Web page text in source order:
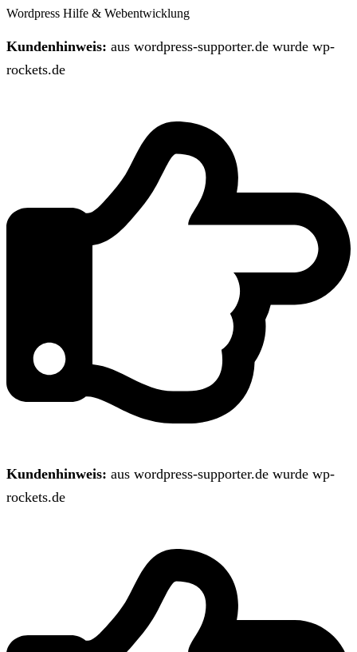
Wordpress Hilfe & Webentwicklung
Kundenhinweis: aus wordpress-supporter.de wurde wp-
rockets.de
Kundenhinweis: aus wordpress-supporter.de wurde wp-
rockets.de